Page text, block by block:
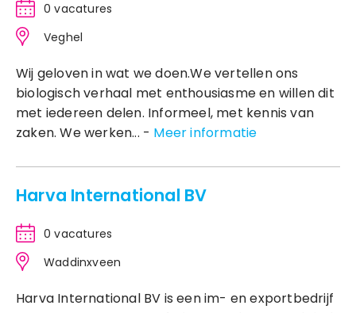
0 vacatures
Veghel
Wij geloven in wat we doen.We vertellen ons
biologisch verhaal met enthousiasme en willen dit
met iedereen delen. Informeel, met kennis van
zaken. We werken... - Meer informatie
Harva International BV
0 vacatures
Waddinxveen
Harva International BV is een im- en exportbedrijf